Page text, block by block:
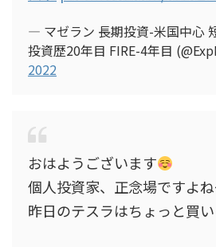
— マゼラン 長期投資-米国中心
投資歴20年目 FIRE-4年目
2022
おはようございます
個人投資家、正念場ですよ
昨日のテスラはちょっと買